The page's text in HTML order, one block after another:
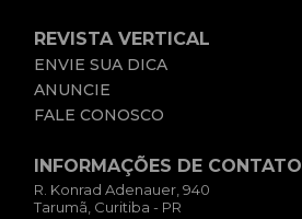
REVISTA VERTICAL
ENVIE SUA DICA
ANUNCIE
FALE CONOSCO
INFORMAÇÕES DE CONTATO
R. Konrad Adenauer, 940
Tarumã, Curitiba - PR